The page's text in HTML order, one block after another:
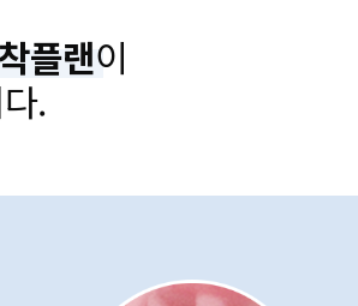
플랜이
.